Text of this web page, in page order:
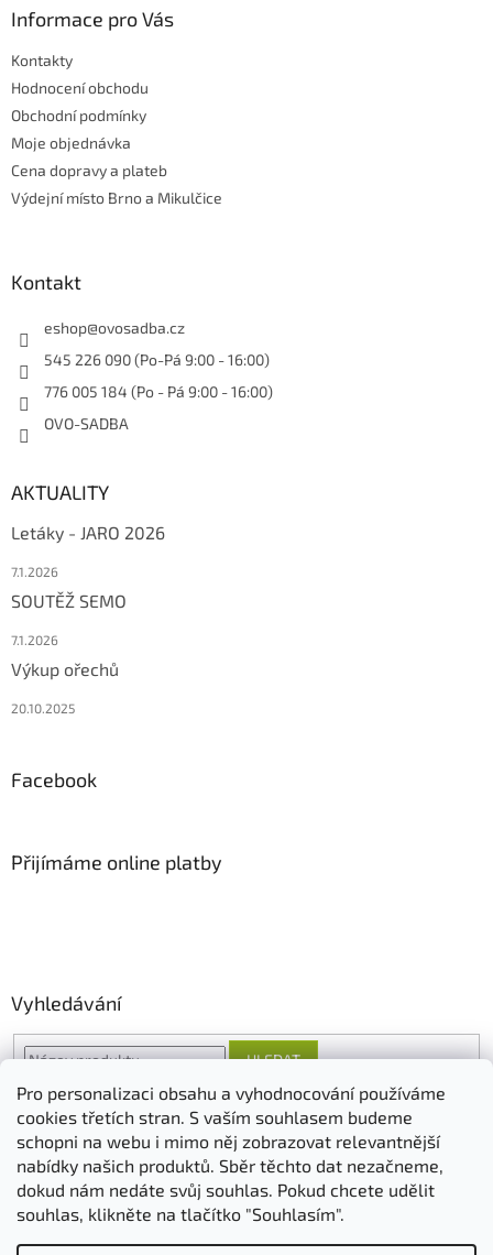
Pro personalizaci obsahu a vyhodnocování používáme
cookies třetích stran. S vaším souhlasem budeme
schopni na webu i mimo něj zobrazovat relevantnější
nabídky našich produktů. Sběr těchto dat nezačneme,
dokud nám nedáte svůj souhlas. Pokud chcete udělit
souhlas, klikněte na tlačítko "Souhlasím".
Informace pro Vás
Kontakty
Hodnocení obchodu
Obchodní podmínky
Moje objednávka
Cena dopravy a plateb
Výdejní místo Brno a Mikulčice
Kontakt
eshop@ovosadba.cz
545 226 090 (Po-Pá 9:00 - 16:00)
776 005 184 (Po - Pá 9:00 - 16:00)
OVO-SADBA
AKTUALITY
Letáky - JARO 2026
7.1.2026
SOUTĚŽ SEMO
7.1.2026
Výkup ořechů
20.10.2025
Facebook
Přijímáme online platby
Vyhledávání
HLEDAT
O nás FORESTINA AGRO CS